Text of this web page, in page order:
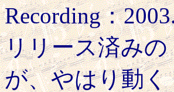
Recording：
リリース済み
が、やはり動く